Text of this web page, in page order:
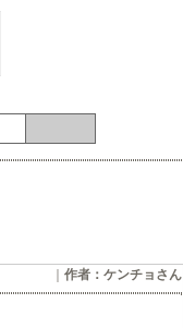
作者：ケンチョさん